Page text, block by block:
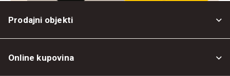
Prodajni objekti
Online kupovina